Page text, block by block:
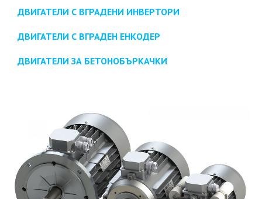
ДВИГАТЕЛИ С ВГРАДЕНИ ИНВЕРТОРИ
ДВИГАТЕЛИ С ВГРАДЕН ЕНКОДЕР
ДВИГАТЕЛИ ЗА БЕТОНОБЪРКАЧКИ